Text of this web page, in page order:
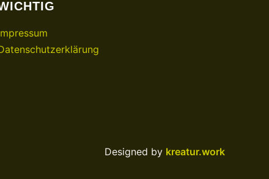
Designed by kreatur.work